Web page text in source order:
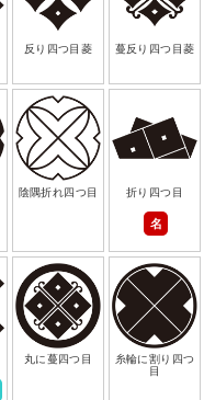
反り四つ目菱 蔓反り四つ目菱
陰隅折れ四つ目 折り四つ目
名
丸に蔓四つ目
糸輪に割り四つ
目